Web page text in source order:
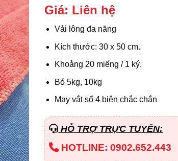
Giá: Liên hệ
Vải lông đa năng
Kích thước: 30 x 50 cm.
Khoảng 20 miếng / 1 ký.
Bó 5kg, 10kg
May vắt sổ 4 biên chắc chắn
HỖ TRỢ TRỰC TUYẾN:
HOTLINE: 0902.652.443